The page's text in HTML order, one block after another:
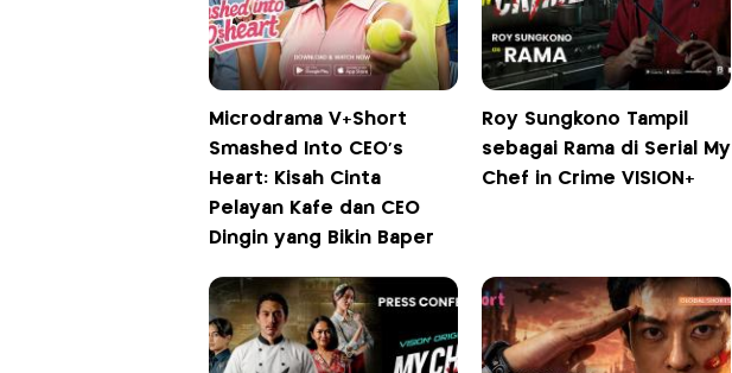
Microdrama V+Short
Smashed Into CEO's
Heart: Kisah Cinta
Pelayan Kafe dan CEO
Dingin yang Bikin Baper
Roy Sungkono Tampil
sebagai Rama di Serial My
Chef in Crime VISION+